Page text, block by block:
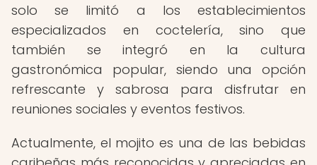
solo se limitó a los establecimientos
especializados en coctelería, sino que
también se integró en la cultura
gastronómica popular, siendo una opción
refrescante y sabrosa para disfrutar en
reuniones sociales y eventos festivos.
Actualmente, el mojito es una de las bebidas